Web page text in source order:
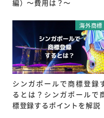
編）～費用は？～
海外商標
シンガポールで商標登録
るとは？シンガポールで
標登録するポイントを解説